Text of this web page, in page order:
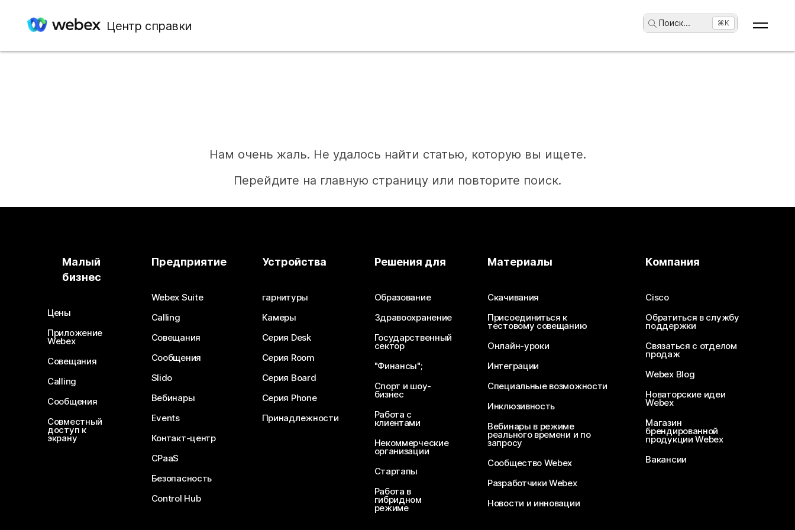
Центр справки Поиск... ⌘K
Нам очень жаль. Не удалось найти статью, которую вы ищете.
Перейдите на главную страницу или повторите поиск.
Необходим ответ?
Отправьте вопрос
Малый
бизнес
Цены
Приложение
Webex
Совещания
Calling
Сообщения
Совместный
доступ к
экрану
Предприятие
Webex Suite
Calling
Совещания
Сообщения
Slido
Вебинары
Events
Контакт-центр
CPaaS
Безопасность
Control Hub
Устройства
гарнитуры
Камеры
Серия Desk
Серия Room
Серия Board
Серия Phone
Принадлежности
Решения для
Образование
Здравоохранение
Государственный
сектор
"Финансы";
Спорт и шоу-
бизнес
Работа с
клиентами
Некоммерческие
организации
Стартапы
Работа в
гибридном
режиме
Материалы
Скачивания
Присоединиться к
тестовому совещанию
Онлайн-уроки
Интеграции
Специальные возможности
Инклюзивность
Вебинары в режиме
реального времени и по
запросу
Сообщество Webex
Разработчики Webex
Новости и инновации
Компания
Cisco
Обратиться в службу
поддержки
Связаться с отделом
продаж
Webex Blog
Новаторские идеи
Webex
Магазин
брендированной
продукции Webex
Вакансии